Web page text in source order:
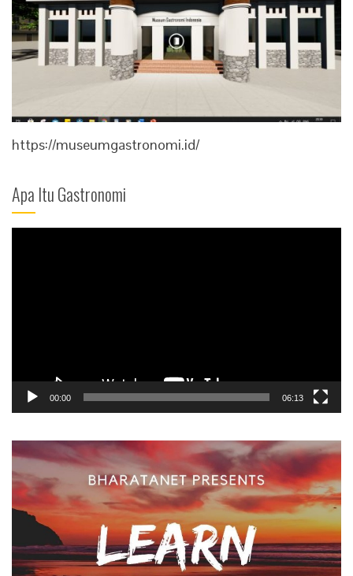
https://museumgastronomi.id/
Apa Itu Gastronomi
00:00 06:13